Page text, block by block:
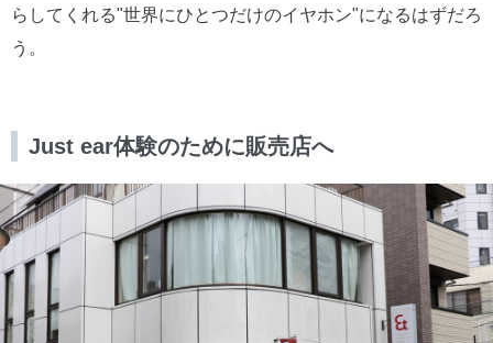
らしてくれる"世界にひとつだけのイヤホン"になるはずだろ
う。
Just ear体験のために販売店へ